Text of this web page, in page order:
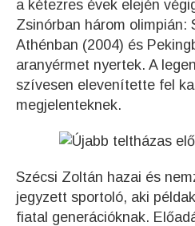
a kétezres évek elején
Zsinórban három olimpián:
Athénban (2004) és
aranyérmet nyertek. A
szívesen elevenítette fel
megjelenteknek.
Szécsi Zoltán hazai és
jegyzett sportoló, aki
fiatal generációknak.